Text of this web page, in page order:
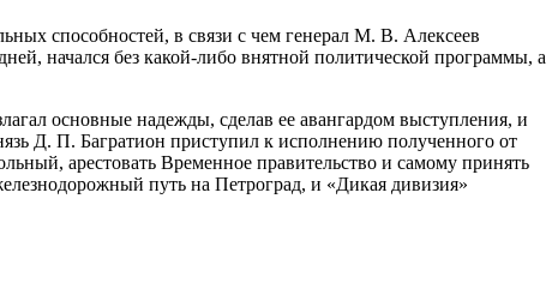
способностей, в связи с чем генерал М. В. Алексеев
начался без какой-либо внятной политической программы, а
основные надежды, сделав ее авангардом выступления, и
Д. П. Багратион приступил к исполнению полученного от
арестовать Временное правительство и самому принять
путь на Петроград, и «Дикая дивизия»